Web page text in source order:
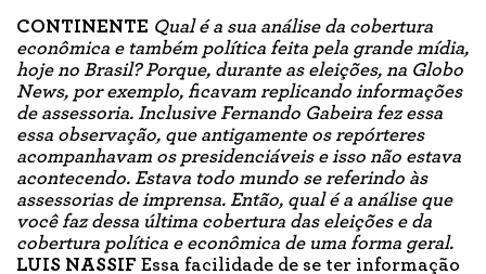
CONTINENTE Qual é a sua análise da cobertura
econômica e também política feita pela grande mídia,
hoje no Brasil? Porque, durante as eleições, na Globo
News, por exemplo, ficavam replicando informações
de assessoria. Inclusive Fernando Gabeira fez essa
essa observação, que antigamente os repórteres
acompanhavam os presidenciáveis e isso não estava
acontecendo. Estava todo mundo se referindo às
assessorias de imprensa. Então, qual é a análise que
você faz dessa última cobertura das eleições e da
cobertura política e econômica de uma forma geral.
LUIS NASSIF Essa facilidade de se ter informação